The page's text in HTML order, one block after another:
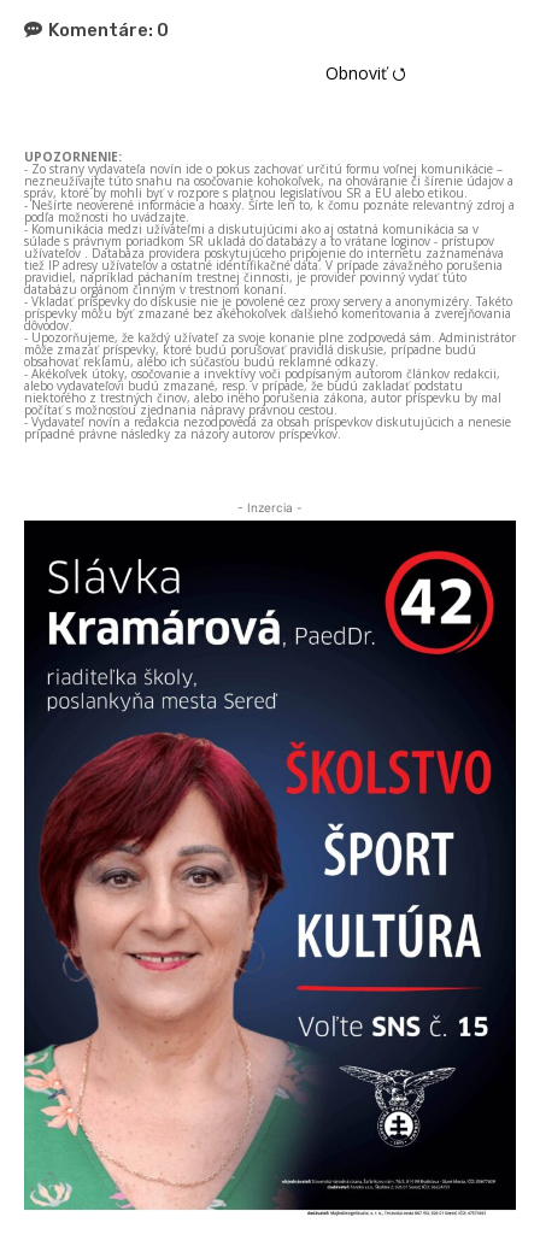
Komentáre: 0
Obnoviť ⭯
UPOZORNENIE:
- Zo strany vydavateľa novín ide o pokus zachovať určitú formu voľnej komunikácie –
nezneužívajte túto snahu na osočovanie kohokoľvek, na ohováranie či šírenie údajov a
správ, ktoré by mohli byť v rozpore s platnou legislatívou SR a EÚ alebo etikou.
- Nešírte neoverené informácie a hoaxy. Šírte len to, k čomu poznáte relevantný zdroj a
podľa možnosti ho uvádzajte.
- Komunikácia medzi užívateľmi a diskutujúcimi ako aj ostatná komunikácia sa v
súlade s právnym poriadkom SR ukladá do databázy a to vrátane loginov - prístupov
užívateľov . Databáza providera poskytujúceho pripojenie do internetu zaznamenáva
tiež IP adresy užívateľov a ostatné identifikačné dáta. V prípade závažného porušenia
pravidiel, napríklad páchaním trestnej činnosti, je provider povinný vydať túto
databázu orgánom činným v trestnom konaní.
- Vkladať príspevky do diskusie nie je povolené cez proxy servery a anonymizéry. Takéto
príspevky môžu byť zmazané bez akéhokoľvek ďalšieho komentovania a zverejňovania
dôvodov.
- Upozorňujeme, že každý užívateľ za svoje konanie plne zodpovedá sám. Administrátor
môže zmazať príspevky, ktoré budú porušovať pravidlá diskusie, prípadne budú
obsahovať reklamu, alebo ich súčasťou budú reklamné odkazy.
- Akékoľvek útoky, osočovanie a invektívy voči podpísaným autorom článkov redakcii,
alebo vydavateľovi budú zmazané, resp. v prípade, že budú zakladať podstatu
niektorého z trestných činov, alebo iného porušenia zákona, autor príspevku by mal
počítať s možnosťou zjednania nápravy právnou cestou.
- Vydavateľ novín a redakcia nezodpovedá za obsah príspevkov diskutujúcich a nenesie
prípadné právne následky za názory autorov príspevkov.
- Inzercia -